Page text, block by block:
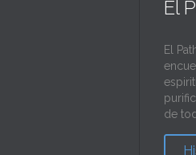
El
El
de